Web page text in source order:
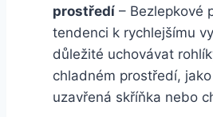
prostředí – Bezlepkové
tendenci k rychlejšímu
důležité uchovávat
chladném prostředí,
uzavřená skříňka nebo